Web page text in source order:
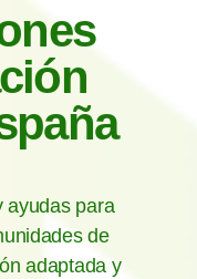
ayudas para
de
adaptada y